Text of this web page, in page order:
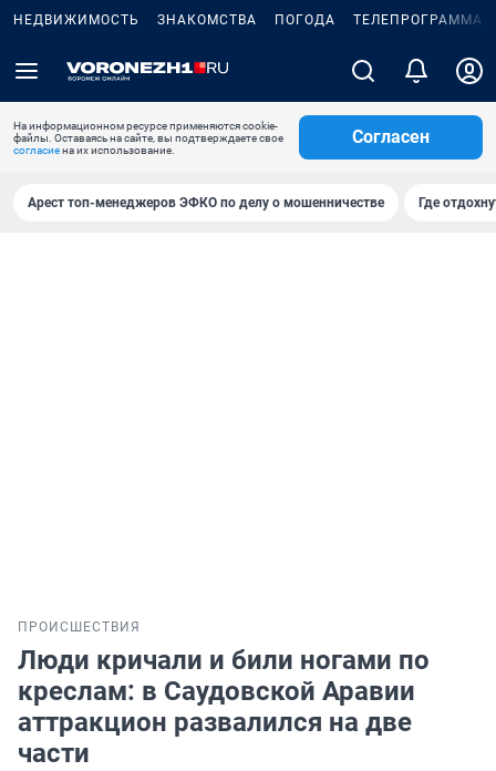
НЕДВИЖИМОСТЬ ЗНАКОМСТВА ПОГОДА ТЕЛЕПРОГРАММА
На информационном ресурсе применяются cookie-
файлы. Оставаясь на сайте, вы подтверждаете свое
согласиена их использование.
Согласен
Арест топ-менеджеров ЭФКО по делу о мошенничестве Где
ПРОИСШЕСТВИЯ
Люди кричали и били ногами по
креслам: в Саудовской Аравии
аттракцион развалился на две
части